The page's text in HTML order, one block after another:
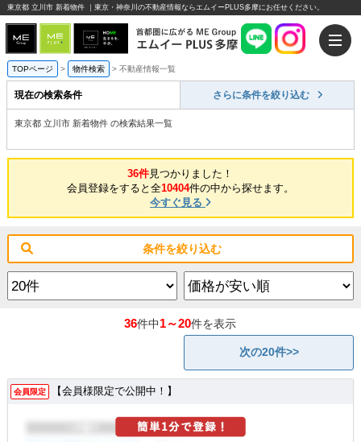
東京都 立川市 新着物件 ｜東京・神奈川の不動産情報ならエムイーPLUS多摩にお任せください。
TOPページ > 物件検索 > 不動産情報一覧
現在の検索条件 さらに条件を絞り込む
東京都 立川市 新着物件 の検索結果一覧
36件見つかりました！
会員登録をすると全10404件の中から探せます。
今すぐ見る
条件を絞り込む
36件中1～20件を表示
次の20件>>
会員限定 【会員様限定で公開中！】